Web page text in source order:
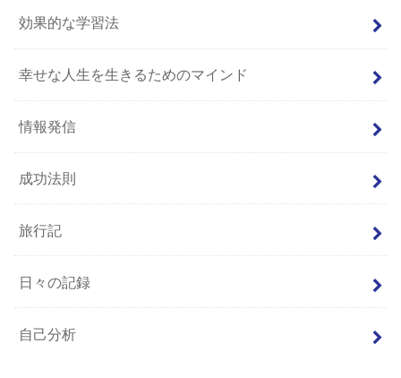
効果的な学習法
幸せな人生を生きるためのマインド
情報発信
成功法則
旅行記
日々の記録
自己分析